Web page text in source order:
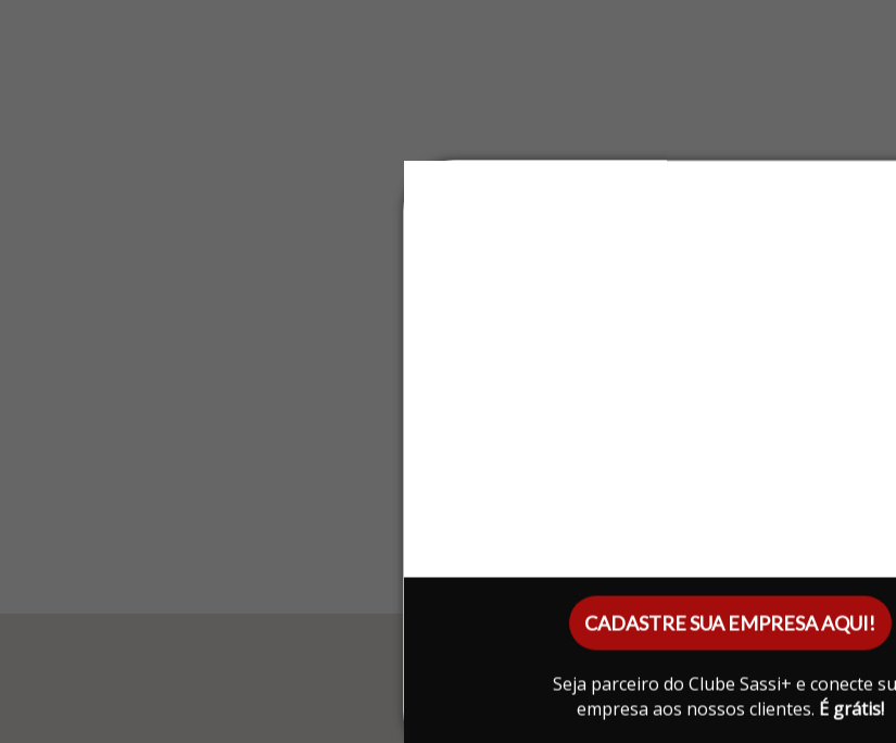
CADASTRE SUA EMPRESA AQUI!
Seja parceiro do Clube Sassi+ e conecte
empresa aos nossos clientes. É grátis!